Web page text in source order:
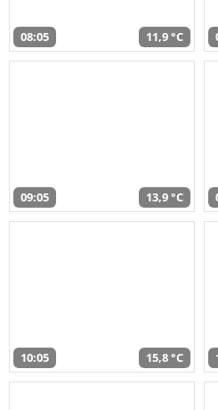
08:05 11,9 °C
09:05 13,9 °C
10:05 15,8 °C